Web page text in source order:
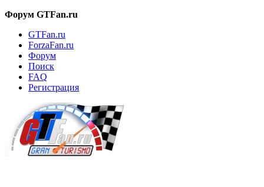
Форум GTFan.ru
GTFan.ru
ForzaFan.ru
Форум
Поиск
FAQ
Регистрация